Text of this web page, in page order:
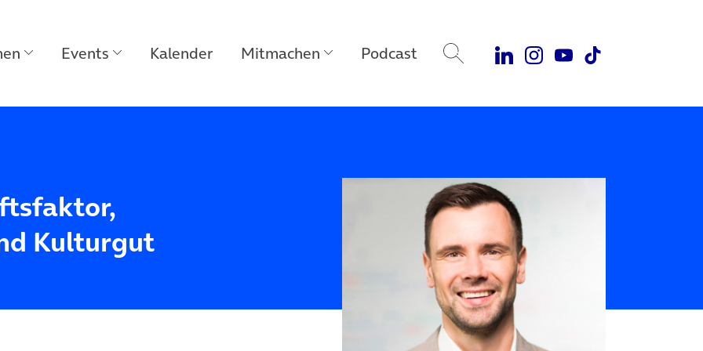
Events Kalender Mitmachen Podcast
Kulturgut